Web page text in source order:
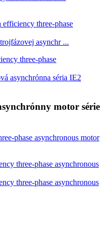
asynchr ...
asynchrónna séria IE2
motor série